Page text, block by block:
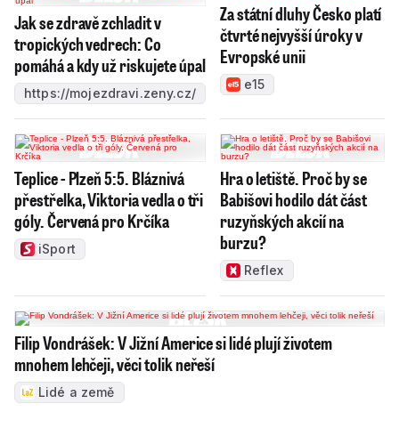
Jak se zdravě zchladit v
tropických vedrech: Co
pomáhá a kdy už riskujete úpal
https://mojezdravi.zeny.cz/
Za státní dluhy Česko platí
čtvrté nejvyšší úroky v
Evropské unii
e15
Teplice - Plzeň 5:5. Bláznivá
přestřelka, Viktoria vedla o tři
góly. Červená pro Krčíka
iSport
Hra o letiště. Proč by se
Babišovi hodilo dát část
ruzyňských akcií na
burzu?
Reflex
Filip Vondrášek: V Jižní Americe si lidé plují životem
mnohem lehčeji, věci tolik neřeší
Lidé a země